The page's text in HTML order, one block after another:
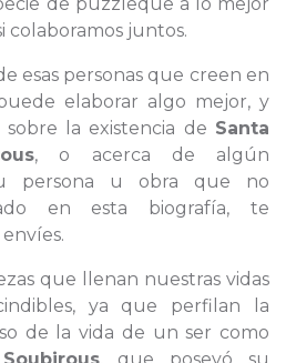
colaboramos juntos.
esas personas que creen en
elaborar algo mejor, y
la existencia de Santa
, o acerca de algún
persona u obra que no
en esta biografía, te
que llenan nuestras vidas
ya que perfilan la
de la vida de un ser como